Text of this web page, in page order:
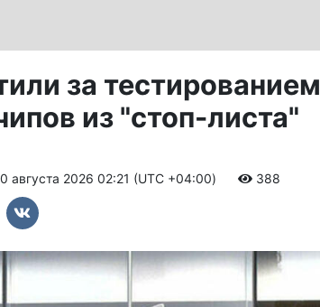
за тестированием
из "стоп-листа"
августа 2026 02:21 (UTC +04:00) 388